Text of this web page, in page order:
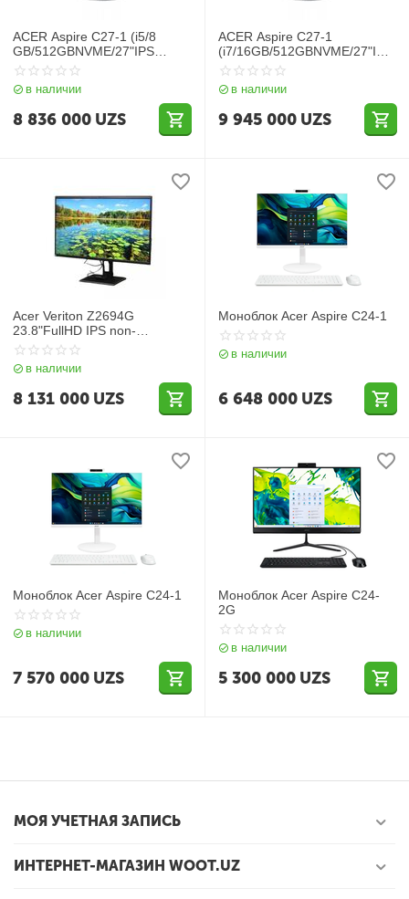
ACER Aspire C27-1 (i5/8
GB/512GBNVME/27"IPS
120Hz) White
в наличии
8 836 000 UZS
ACER Aspire C27-1
(i7/16GB/512GBNVME/27"IPS
120Hz) White
в наличии
9 945 000 UZS
Acer Veriton Z2694G
23.8"FullHD IPS non-
touch/Intel Core i3 12100/8 ГБ
DDR4 3200/256 ГБ M.2
в наличии
8 131 000 UZS
Моноблок Acer Aspire C24-1
в наличии
6 648 000 UZS
Моноблок Acer Aspire C24-1
в наличии
7 570 000 UZS
Моноблок Acer Aspire C24-
2G
в наличии
5 300 000 UZS
МОЯ УЧЕТНАЯ ЗАПИСЬ
ИНТЕРНЕТ-МАГАЗИН WOOT.UZ